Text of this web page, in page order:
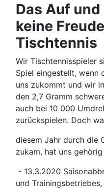
Das Auf
keine
Tischtennis
Wir Tischtennisspieler
Spiel eingestellt, wenn
uns zukommt und wir
den 2,7 Gramm
auch bei 10 000
zurückspielen. Doch
diesem Jahr durch die
zukam, hat uns
- 13.3.2020
und Trainingsbetriebes,